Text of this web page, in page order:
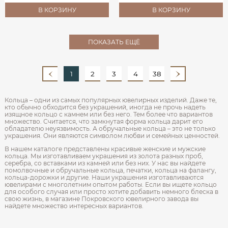
В КОРЗИНУ В КОРЗИНУ
ПОКАЗАТЬ ЕЩЁ
1 2 3 4 38
Кольца – одни из самых популярных ювелирных изделий. Даже те,
кто обычно обходится без украшений, иногда не прочь надеть
изящное кольцо с камнем или без него. Тем более что вариантов
множество. Считается, что замкнутая форма кольца дарит его
обладателю неуязвимость. А обручальные кольца – это не только
украшения. Они являются символом любви и семейных ценностей.
В нашем каталоге представлены красивые женские и мужские
кольца. Мы изготавливаем украшения из золота разных проб,
серебра, со вставками из камней или без них. У нас вы найдете
помолвочные и обручальные кольца, печатки, кольца на фалангу,
кольца-дорожки и другие. Наши украшения изготавливаются
ювелирами с многолетним опытом работы. Если вы ищете кольцо
для особого случая или просто хотите добавить немного блеска в
свою жизнь, в магазине Покровского ювелирного завода вы
найдете множество интересных вариантов.